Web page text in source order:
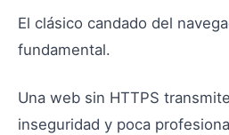
El clásico candado del
fundamental.
Una web sin HTTPS
inseguridad y poca